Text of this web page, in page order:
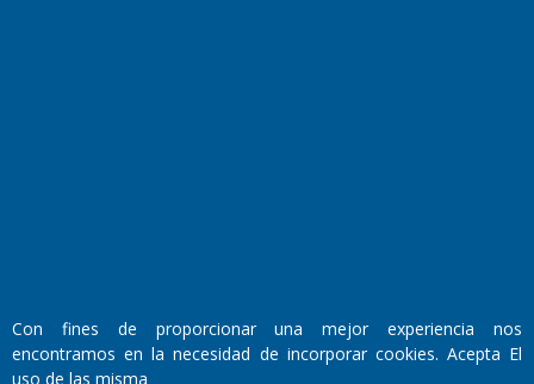
Director Periodístico:
Walter René Goñi
Con fines de proporcionar una mejor experiencia nos
encontramos en la necesidad de incorporar cookies. Acepta El
uso de las misma